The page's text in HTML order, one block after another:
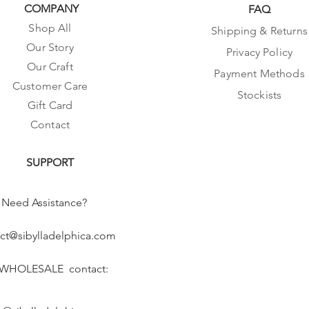
COMPANY
Shop All
Our Story
Our Craft
Customer Care
Gift Card
Contact
SUPPORT
Need Assistance?
contact:
FAQ
Shipping & Returns
Privacy Policy
Payment Methods
Stockists